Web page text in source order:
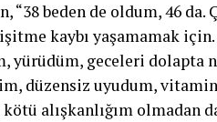
“38 beden de oldum, 46
kaybı yaşamamak
yürüdüm, geceleri dolapta
düzensiz uyudum,
alışkanlığım olmadan